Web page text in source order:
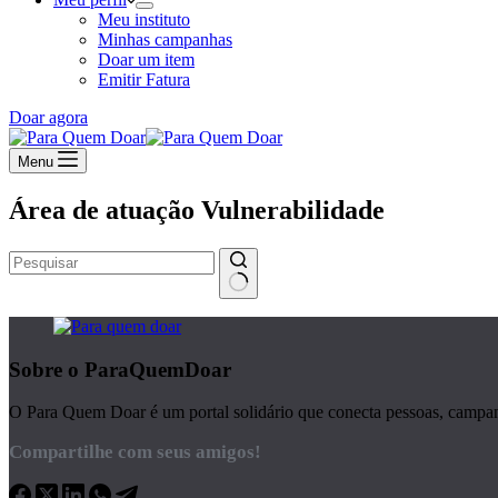
Meu instituto
Minhas campanhas
Doar um item
Emitir Fatura
Doar agora
Menu
Área de atuação Vulnerabilidade
resultados
Sobre o ParaQuemDoar
O Para Quem Doar é um portal solidário que conecta pessoas,
Compartilhe com seus amigos!